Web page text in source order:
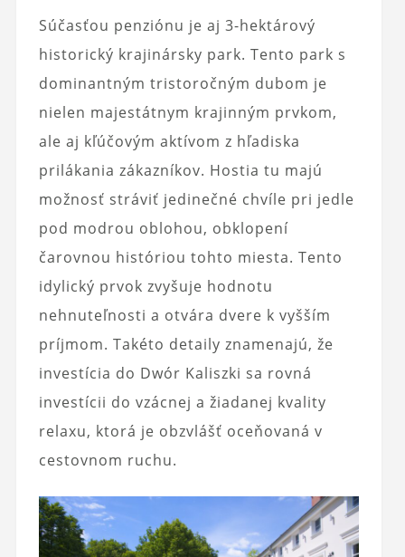
Súčasťou penziónu je aj 3-hektárový
historický krajinársky park. Tento park s
dominantným tristoročným dubom je
nielen majestátnym krajinným prvkom,
ale aj kľúčovým aktívom z hľadiska
prilákania zákazníkov. Hostia tu majú
možnosť stráviť jedinečné chvíle pri jedle
pod modrou oblohou, obklopení
čarovnou históriou tohto miesta. Tento
idylický prvok zvyšuje hodnotu
nehnuteľnosti a otvára dvere k vyšším
príjmom. Takéto detaily znamenajú, že
investícia do Dwór Kaliszki sa rovná
investícii do vzácnej a žiadanej kvality
relaxu, ktorá je obzvlášť oceňovaná v
cestovnom ruchu.